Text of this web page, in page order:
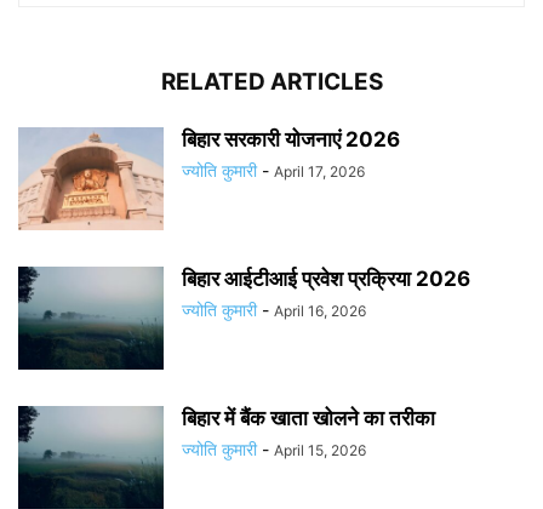
RELATED ARTICLES
बिहार सरकारी योजनाएं 2026
ज्योति कुमारी - April 17, 2026
बिहार आईटीआई प्रवेश प्रक्रिया 2026
ज्योति कुमारी - April 16, 2026
बिहार में बैंक खाता खोलने का तरीका
ज्योति कुमारी - April 15, 2026